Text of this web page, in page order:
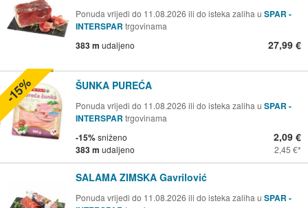
Ponuda vrijedi do 11.08.2026 ili do isteka zaliha u SPAR -
INTERSPAR trgovinama
383 m udaljeno 27,99 €
ŠUNKA PUREĆA
Ponuda vrijedi do 11.08.2026 ili do isteka zaliha u SPAR -
INTERSPAR trgovinama
-15%sniženo
383 m udaljeno
2,09 €
2,45 €
-15%
SALAMA ZIMSKA Gavrilović
Ponuda vrijedi do 11.08.2026 ili do isteka zaliha u SPAR -